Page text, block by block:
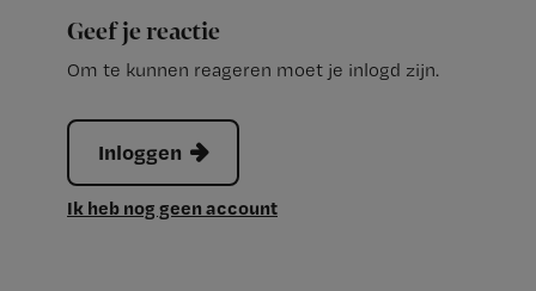
Geef je reactie
Om te kunnen reageren moet je inlogd zijn.
Inloggen
Ik heb nog geen account